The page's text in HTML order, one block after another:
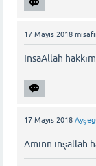
17 Mayıs 2018
InsaAllah
17 Mayıs 2018
Aminn inşallah